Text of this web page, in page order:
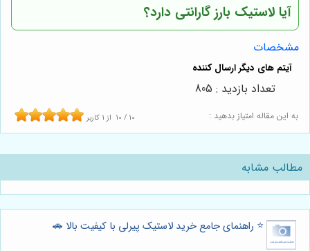
آیا لاستیک بارز گارانتی دارد؟
مشخصات
به این مقاله امتیاز بدهید : 10 / 10 از 1 کاربر
تعداد بازدید : 805
مطالب مشابه
⭐️ راهنمای جامع خرید لاستیک پیرلی با کیفیت بالا 🚗